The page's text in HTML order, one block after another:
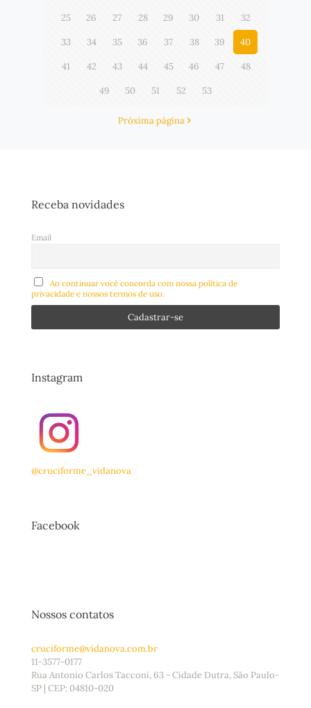
25 26 27 28 29 30 31 32
33 34 35 36 37 38 39 40
41 42 43 44 45 46 47 48
49 50 51 52 53
Próxima página
Receba novidades
Email
Ao continuar você concorda com nossa política de
privacidade e nossos termos de uso.
Instagram
@cruciforme_vidanova
Facebook
Nossos contatos
cruciforme@vidanova.com.br
11-3577-0177
Rua Antonio Carlos Tacconi, 63 - Cidade Dutra, São Paulo-
SP | CEP: 04810-020